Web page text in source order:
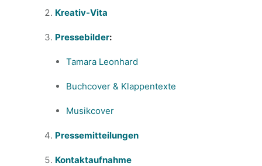
Kreativ-Vita
Pressebilder:
Tamara Leonhard
Buchcover & Klappentexte
Musikcover
Pressemitteilungen
Kontaktaufnahme